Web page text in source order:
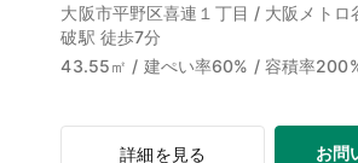
大阪市平野区喜連１丁目 / 大阪メトロ
破駅 徒歩7分
43.55㎡ / 建ぺい率60% / 容積率
詳細を見る お問